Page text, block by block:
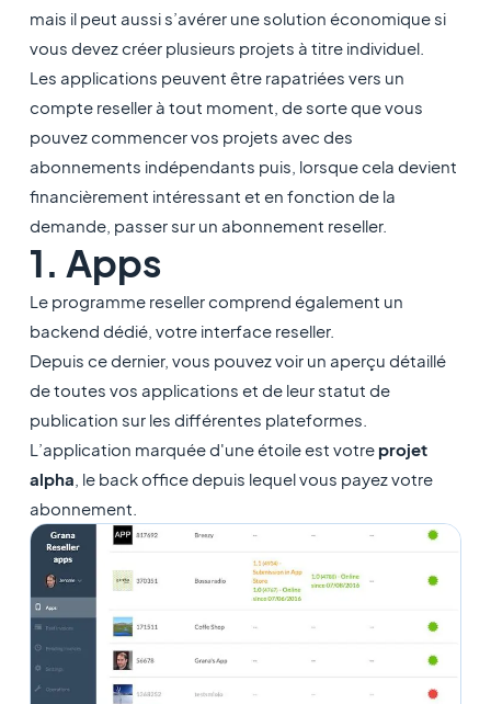
mais il peut aussi s’avérer une solution économique si
vous devez créer plusieurs projets à titre individuel.
Les applications peuvent être rapatriées vers un
compte reseller à tout moment, de sorte que vous
pouvez commencer vos projets avec des
abonnements indépendants puis, lorsque cela devient
financièrement intéressant et en fonction de la
demande, passer sur un abonnement reseller.
1. Apps
Le programme reseller comprend également un
backend dédié, votre interface reseller.
Depuis ce dernier, vous pouvez voir un aperçu détaillé
de toutes vos applications et de leur statut de
publication sur les différentes plateformes.
L’application marquée d'une étoile est votre projet
alpha , le back office depuis lequel vous payez votre
abonnement.